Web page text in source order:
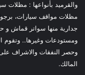
والقرميد بأنواعها : مظلات
مظلات مواقف سيارات،
جدارية منها سواتر قماش و
ومستودعات وغيرها.. وتقوم
وحصر النفقات والاشراف
المالك.